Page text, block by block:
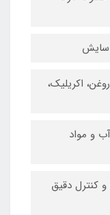
سایش
اکریلیک،
و مواد
کنترل دقیق